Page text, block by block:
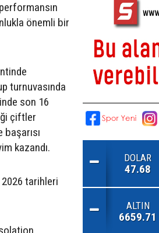
önemli bir
turnuvasında
son 16
çiftler
kazandı.
2026 tarihleri
DOLAR
47.68
ALTIN
6659.71